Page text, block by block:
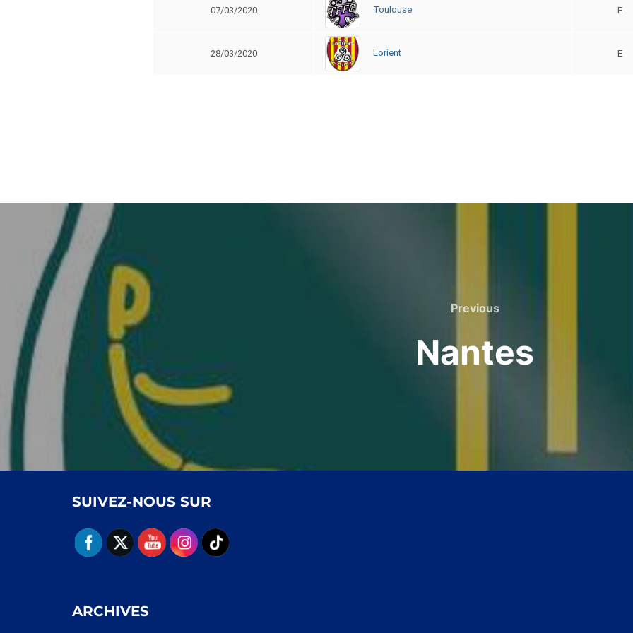
07/03/2020 Toulouse E
28/03/2020 Lorient E
Navigation
l’article
Previous
Previous
Nantes
SUIVEZ-NOUS SUR
ARCHIVES